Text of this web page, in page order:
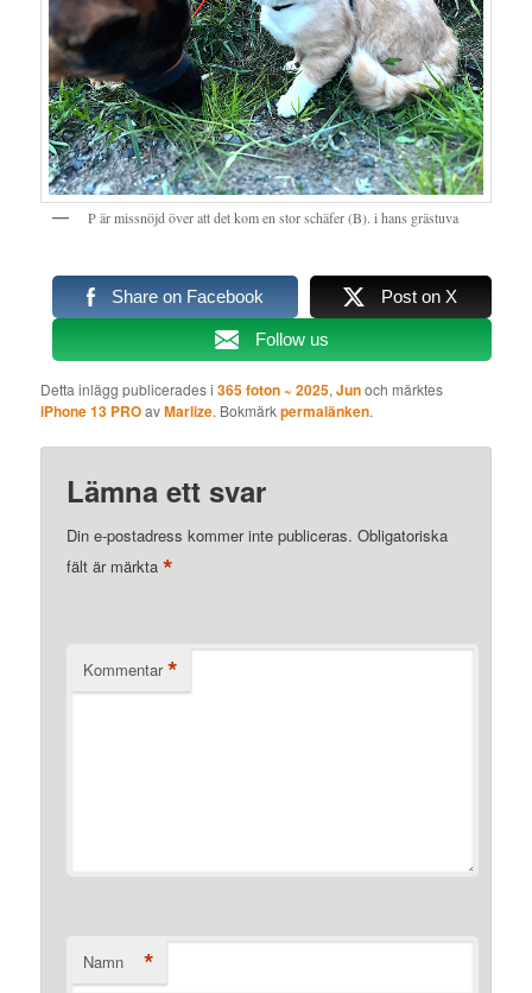
P är missnöjd över att det kom en stor schäfer (B). i hans grästuva
Share on Facebook Post on X
Follow us
Detta inlägg publicerades i365 foton ~ 2025,Junoch märktes
iPhone 13 PROavMarlize. Bokmärkpermalänken.
Lämna ett svar
Din e-postadress kommer inte publiceras. Obligatoriska
fält är märkta*
Kommentar *
Namn *